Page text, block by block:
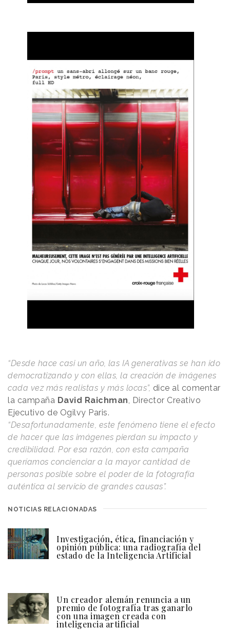
“Desde hace casi un año, las IA generativas se han ido
democratizando y con ellas, la creación de imágenes
cada vez más realistas y más locas”, dice al comentar
la campaña David Raichman , Director Creativo
Ejecutivo de Ogilvy Paris.
“Desafortunadamente, este fenómeno tiene el efecto
de hacer que las imágenes pierdan su impacto y
credibilidad. Por esa razón, con esta campaña
queríamos concienciar a la mayor cantidad de
personas posible sobre el poder de la fotografía
auténtica al servicio de grandes causas”.
NOTICIAS RELACIONADAS
Investigación, ética, financiación y
opinión pública: una radiografía del
estado de la Inteligencia Artificial
Un creador alemán renuncia a un
premio de fotografía tras ganarlo
con una imagen creada con
inteligencia artificial